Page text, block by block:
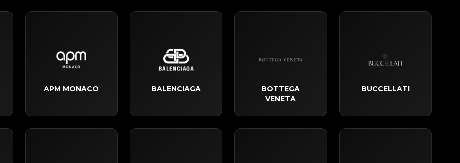
APM MONACO BALENCIAGA
BOTTEGA
VENETA
BUCCELLATI